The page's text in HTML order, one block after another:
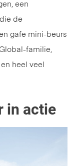
een
de
gafe mini-beurs
familie,
heel veel
in actie